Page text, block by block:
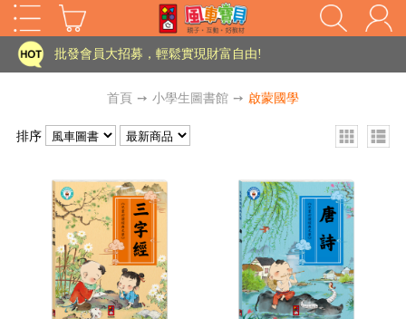
HOT
家長樂了!「風車書版集團暨FOOD超人企業總部」目前正興建中!
批發會員大招募，輕鬆實現財富自由!
老師您好!!幼教會員火熱招募中~
批發會員大招募，輕鬆實現財富自由!
老師您好!!幼教會員火熱招募中~
首頁 ➙ 小學生圖書館 ➙ 啟蒙國學
排序